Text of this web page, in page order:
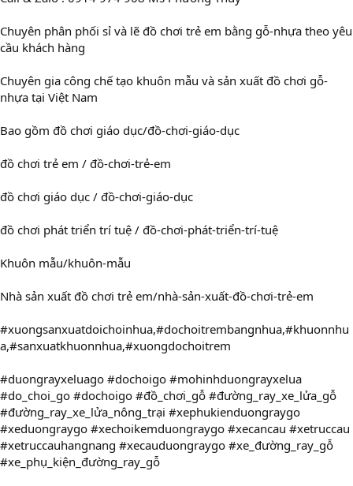
Chuyên phân phối sỉ và lẽ đồ chơi trẻ em bằng gỗ-nhựa theo yêu
cầu khách hàng
Chuyên gia công chế tạo khuôn mẫu và sản xuất đồ chơi gỗ-
nhựa tại Việt Nam
Bao gồm đồ chơi giáo dục/đồ-chơi-giáo-dục
đồ chơi trẻ em / đồ-chơi-trẻ-em
đồ chơi giáo dục / đồ-chơi-giáo-dục
đồ chơi phát triển trí tuệ / đồ-chơi-phát-triển-trí-tuệ
Khuôn mẫu/khuôn-mẫu
Nhà sản xuất đồ chơi trẻ em/nhà-sản-xuất-đồ-chơi-trẻ-em
#xuongsanxuatdoichoinhua,#dochoitrembangnhua,#khuonnhu
a,#sanxuatkhuonnhua,#xuongdochoitrem
#duongrayxeluago #dochoigo #mohinhduongrayxelua
#do_choi_go #dochoigo #đồ_chơi_gỗ #đường_ray_xe_lửa_gỗ
#đường_ray_xe_lửa_nông_trại #xephukienduongraygo
#xeduongraygo #xechoikemduongraygo #xecancau #xetruccau
#xetruccauhangnang #xecauduongraygo #xe_đường_ray_gỗ
#xe_phụ_kiện_đường_ray_gỗ